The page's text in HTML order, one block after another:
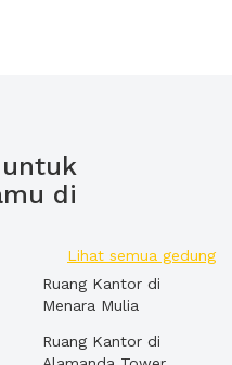
untuk
di
Lihat semua gedung
Ruang Kantor di
Menara Mulia
Ruang Kantor di